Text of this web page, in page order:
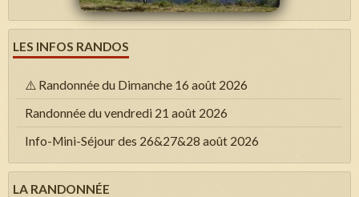
LES INFOS RANDOS
⚠️ Randonnée du Dimanche 16 août 2026
Randonnée du vendredi 21 août 2026
Info-Mini-Séjour des 26&27&28 août 2026
LA RANDONNÉE